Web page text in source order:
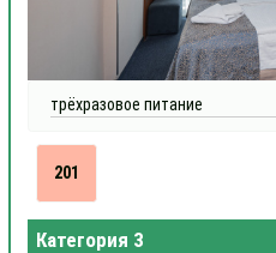
трёхразовое питание
201
Категория 3